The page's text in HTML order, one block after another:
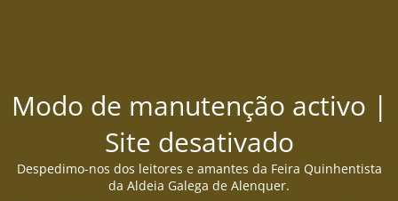
Modo de manutenção activo |
Site desativado
Despedimo-nos dos leitores e amantes da Feira Quinhentista
da Aldeia Galega de Alenquer.